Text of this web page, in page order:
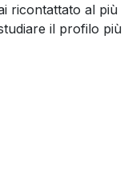
ricontattato al più
il profilo più